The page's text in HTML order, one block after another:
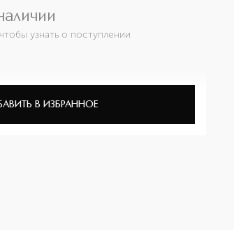
узнать о поступлении
В ИЗБРАННОЕ